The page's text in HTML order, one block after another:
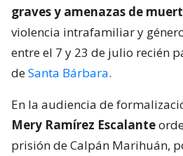
graves y amenazas de
violencia intrafamiliar y
entre el 7 y 23 de julio recién
deSanta Bárbara.
En la audiencia de
Mery Ramírez Escalante
prisión de Calpán Marihuán,